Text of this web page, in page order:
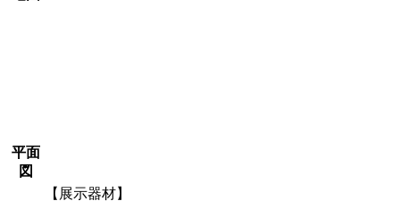
平面
図
【展示器材】